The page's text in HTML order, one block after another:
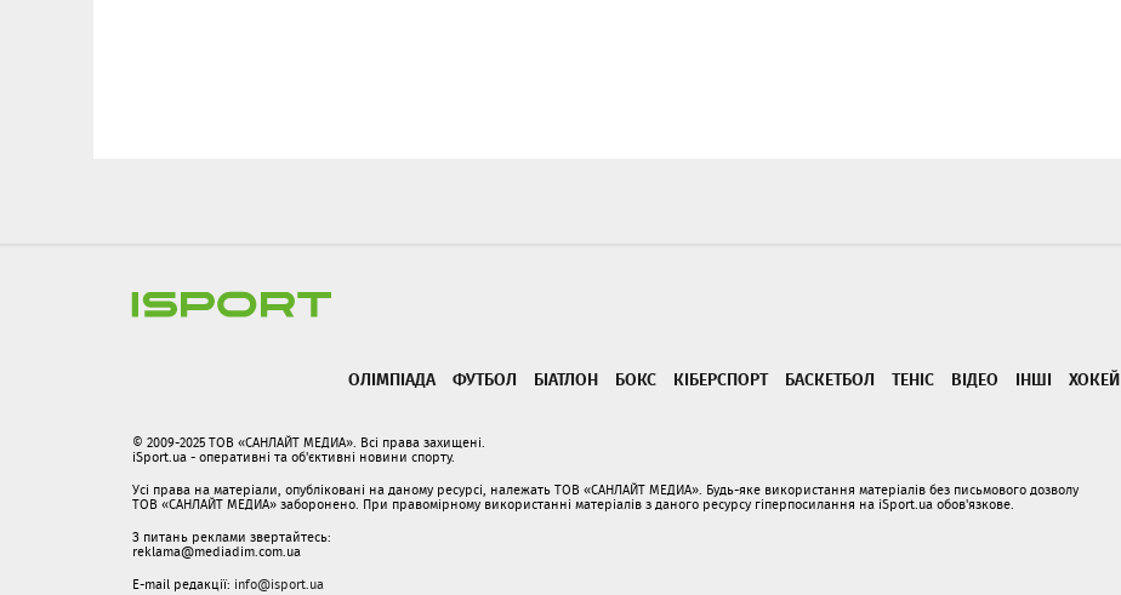
ОЛІМПІАДА ФУТБОЛ БІАТЛОН БОКС КІБЕРСПОРТ БАСКЕТБОЛ ТЕНІС ВІДЕО ІНШІ ХОКЕЙ
© 2009-2025 ТОВ «САНЛАЙТ МЕДИА». Всі права захищені.
iSport.ua - оперативні та об'єктивні новини спорту.
Усі права на матеріали, опубліковані на даному ресурсі, належать ТОВ «САНЛАЙТ МЕДИА». Будь-яке використання матеріалів без письмового дозволу
ТОВ «САНЛАЙТ МЕДИА» заборонено. При правомірному використанні матеріалів з даного ресурсу гіперпосилання на iSport.ua обов'язкове.
З питань реклами звертайтесь:
reklama@mediadim.com.ua
E-mail редакції: info@isport.ua